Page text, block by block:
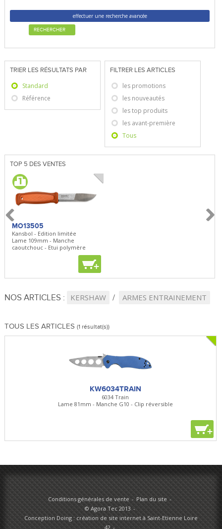
effectuer une recherche avancée
RECHERCHER
TRIER LES RÉSULTATS PAR
Standard
Référence
FILTRER LES ARTICLES
les promotions
les nouveautés
les top produits
les avant-première
Tous
TOP 5 DES VENTES
MO13505
Kansbol - Edition limitée
Lame 109mm - Manche
caoutchouc - Etui polymère
+
NOS ARTICLES : KERSHAW ARMES ENTRAINEMENT
TOUS LES ARTICLES (1 résultat(s))
KW6034TRAIN
6034 Train
Lame 81mm - Manche G10 - Clip réversible
+
Conditions générales de vente
Plan du site
© Agora Tec 2013
Conception Doing : création de site internet à Saint-Etienne Loire
42